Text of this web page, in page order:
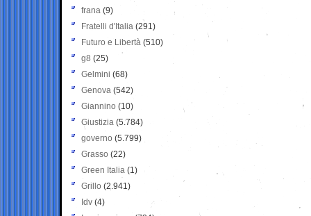
frana (9)
Fratelli d'Italia (291)
Futuro e Libertà (510)
g8 (25)
Gelmini (68)
Genova (542)
Giannino (10)
Giustizia (5.784)
governo (5.799)
Grasso (22)
Green Italia (1)
Grillo (2.941)
Idv (4)